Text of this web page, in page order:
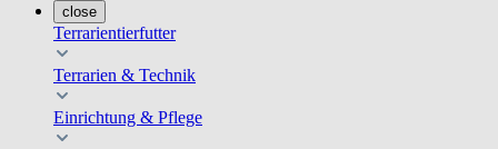
close
Terrarientierfutter
Terrarien & Technik
Einrichtung & Pflege